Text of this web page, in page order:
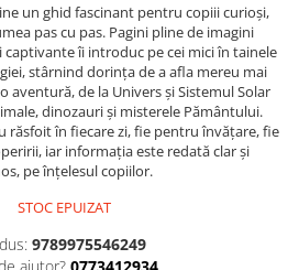
un ghid fascinant pentru copiii curioși,
pas cu pas. Pagini pline de imagini
îi introduc pe cei mici în tainele
stârnind dorința de a afla mereu mai
aventură, de la Univers și Sistemul Solar
dinozauri și misterele Pământului.
răsfoit în fiecare zi, fie pentru învățare, fie
iar informația este redată clar și
pe înțelesul copiilor.
STOC EPUIZAT
9789975546249